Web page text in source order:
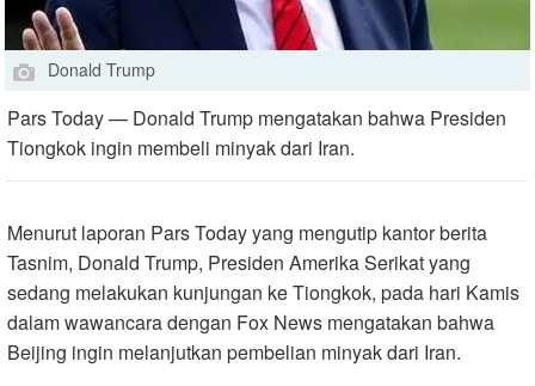
Donald Trump
Pars Today — Donald Trump mengatakan bahwa Presiden
Tiongkok ingin membeli minyak dari Iran.
Menurut laporan Pars Today yang mengutip kantor berita
Tasnim, Donald Trump, Presiden Amerika Serikat yang
sedang melakukan kunjungan ke Tiongkok, pada hari Kamis
dalam wawancara dengan Fox News mengatakan bahwa
Beijing ingin melanjutkan pembelian minyak dari Iran.